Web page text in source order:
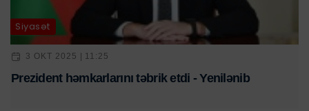
Siyasət
3 OKT 2025 | 11:25
Prezident həmkarlarını təbrik etdi - Yenilənib